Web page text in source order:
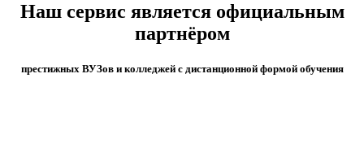
Наш сервис является официальным
партнёром
престижных ВУЗов и колледжей с дистанционной формой обучения